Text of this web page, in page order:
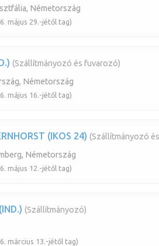
Németország
május 29.-jétől tag)
(Szállítmányozó és fuvarozó)
Németország
május 16.-jétől tag)
(IKOS 24) (Szállítmányozó
Németország
május 12.-jétől tag)
(Szállítmányozó)
március 13.-jétől tag)